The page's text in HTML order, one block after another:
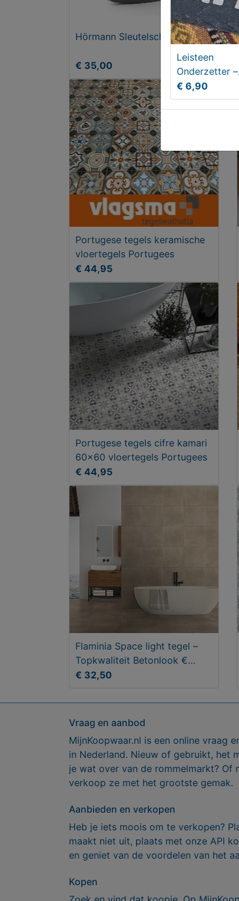
Hörmann Sleutelschakelaar
€ 35,00
Portugese tegels keramische
vloertegels Portugees
€ 44,95
Portugese tegels cifre kamari
60x60 vloertegels Portugees
€ 44,95
Flaminia Space light tegel –
Topkwaliteit Betonlook €
32,50
€ 32,50
Leisteen
Onderzetter –
Perfect kado
Vader!
€ 6,90
Vraag en aanbod
MijnKoopwaar.nl is een online vraag
in Nederland. Nieuw of gebruikt, het
je wat over van de rommelmarkt? Of
verkoop ze met het grootste gemak.
Aanbieden en verkopen
Heb je iets moois om te verkopen?
maakt niet uit, plaats met onze API
en geniet van de voordelen van het
Kopen